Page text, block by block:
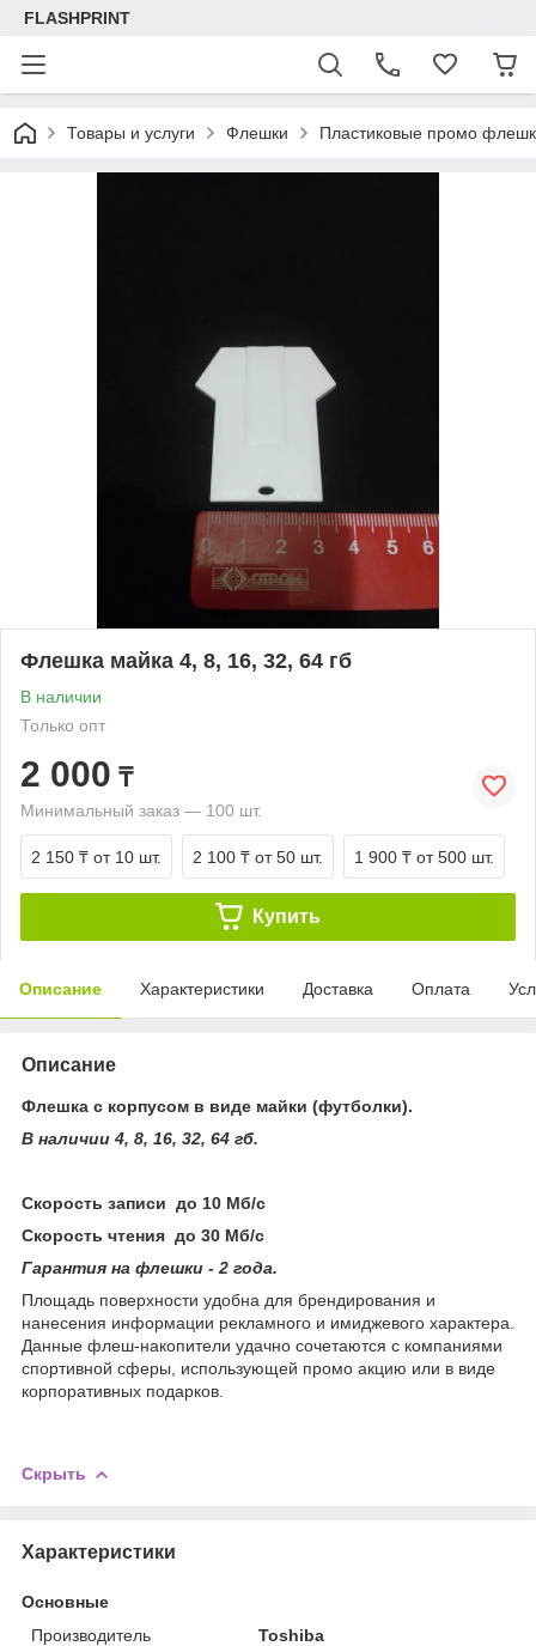
FLASHPRINT
Товары и услуги Флешки Пластиковые промо
Флешка майка 4, 8, 16, 32, 64 гб
В наличии
Только опт
2 000 ₸
Минимальный заказ — 100 шт.
2 150 ₸ от 10 шт. 2 100 ₸ от 50 шт. 1 900 ₸ от 500 шт.
Купить
Описание Характеристики Доставка Оплата
Описание
Флешка с корпусом в виде майки (футболки).
В наличии 4, 8, 16, 32, 64 гб.
Скорость записи до 10 Мб/с
Скорость чтения до 30 Мб/с
Гарантия на флешки - 2 года.
Площадь поверхности удобна для брендирования и
нанесения информации рекламного и имиджевого характера.
Данные флеш-накопители удачно сочетаются с компаниями
спортивной сферы, использующей промо акцию или в виде
корпоративных подарков.
Скрыть
Характеристики
Основные
Производитель
Toshiba